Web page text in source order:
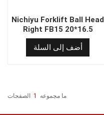
Nichiyu Forklift Ball Head
Right FB15 20*16.5
أضف إلى السلة
ما مجموعه 1 الصفحات